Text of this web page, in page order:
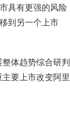
具有更强的风险
到另一个上市
体趋势综合研判
要上市改变阿里